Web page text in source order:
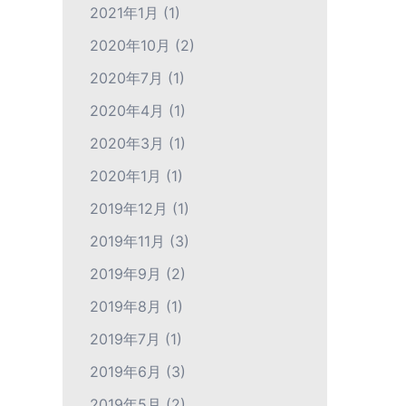
2021年1月 (1)
2020年10月 (2)
2020年7月 (1)
2020年4月 (1)
2020年3月 (1)
2020年1月 (1)
2019年12月 (1)
2019年11月 (3)
2019年9月 (2)
2019年8月 (1)
2019年7月 (1)
2019年6月 (3)